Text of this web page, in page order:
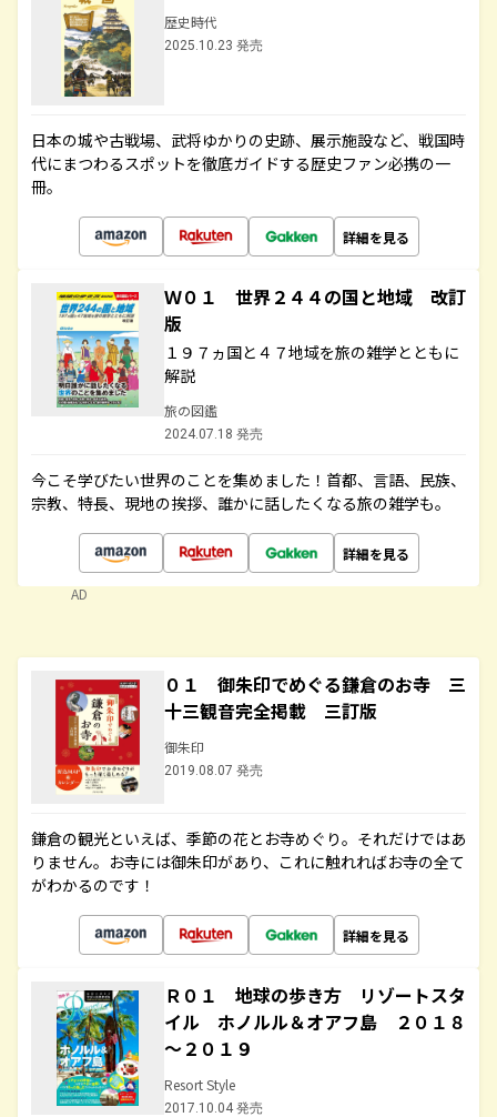
歴史時代
2025.10.23 発売
日本の城や古戦場、武将ゆかりの史跡、展示施設など、戦国時
代にまつわるスポットを徹底ガイドする歴史ファン必携の一
冊。
詳細を見る
Ｗ０１ 世界２４４の国と地域 改訂
版
１９７ヵ国と４７地域を旅の雑学とともに
解説
旅の図鑑
2024.07.18 発売
今こそ学びたい世界のことを集めました！首都、言語、民族、
宗教、特長、現地の挨拶、誰かに話したくなる旅の雑学も。
詳細を見る
AD
０１ 御朱印でめぐる鎌倉のお寺 三
十三観音完全掲載 三訂版
御朱印
2019.08.07 発売
鎌倉の観光といえば、季節の花とお寺めぐり。それだけではあ
りません。お寺には御朱印があり、これに触れればお寺の全て
がわかるのです！
詳細を見る
Ｒ０１ 地球の歩き方 リゾートスタ
イル ホノルル＆オアフ島 ２０１８
～２０１９
Resort Style
2017.10.04 発売